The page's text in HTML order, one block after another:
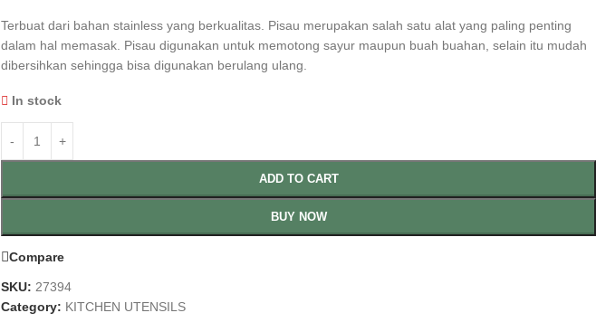
Terbuat dari bahan stainless yang berkualitas. Pisau merupakan salah satu alat yang paling penting
dalam hal memasak. Pisau digunakan untuk memotong sayur maupun buah buahan, selain itu mudah
dibersihkan sehingga bisa digunakan berulang ulang.
In stock
ADD TO CART
BUY NOW
Compare
SKU: 27394
Category: KITCHEN UTENSILS